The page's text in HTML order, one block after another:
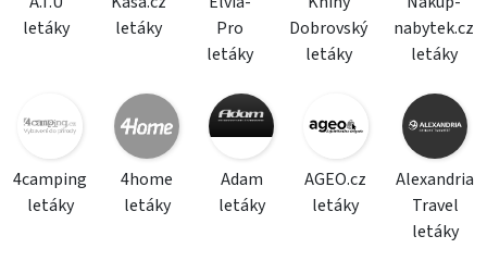
letáky
letáky
Pro
letáky
Dobrovský
letáky
nabytek.cz
letáky
4camping
letáky
4home
letáky
Adam
letáky
AGEO.cz
letáky
Alexandria
Travel
letáky